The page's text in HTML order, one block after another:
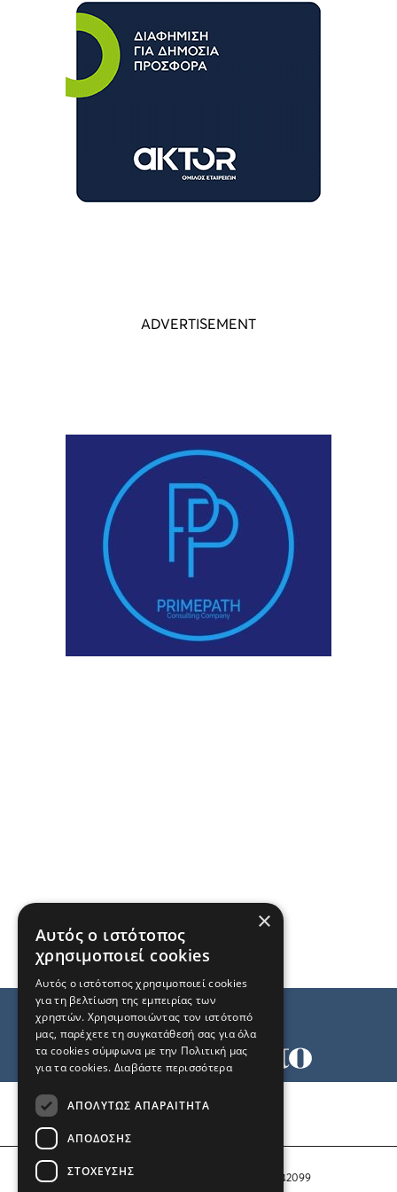
Αριθμός Πιστοποίησης Μ.Η.Τ. 242099
×
Αυτός ο ιστότοπος
χρησιμοποιεί cookies
Αυτός ο ιστότοπος χρησιμοποιεί cookies
για τη βελτίωση της εμπειρίας των
χρηστών. Χρησιμοποιώντας τον ιστότοπό
μας, παρέχετε τη συγκατάθεσή σας για όλα
τα cookies σύμφωνα με την Πολιτική μας
για τα cookies. Διαβάστε περισσότερα
ΑΠΟΛΎΤΩΣ ΑΠΑΡΑΊΤΗΤΑ
ΑΠΌΔΟΣΗΣ
ΣΤΌΧΕΥΣΗΣ